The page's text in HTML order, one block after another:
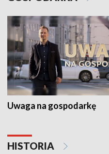
Uwaga na gospodarkę
HISTORIA